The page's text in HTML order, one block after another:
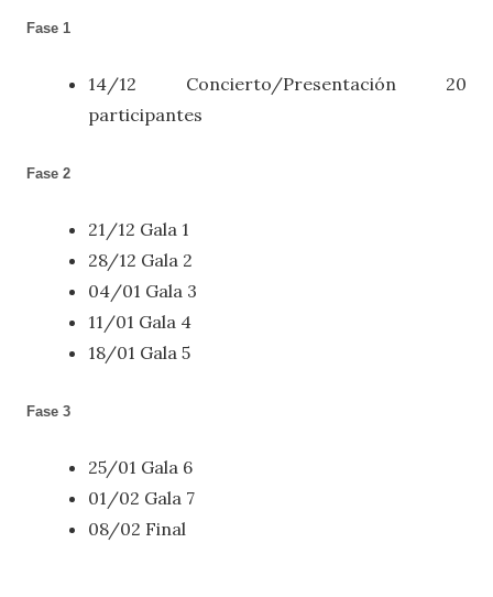
Fase 1
14/12 Concierto/Presentación 20
participantes
Fase 2
21/12 Gala 1
28/12 Gala 2
04/01 Gala 3
11/01 Gala 4
18/01 Gala 5
Fase 3
25/01 Gala 6
01/02 Gala 7
08/02 Final